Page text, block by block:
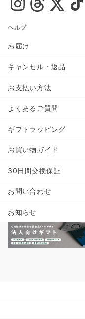
ヘルプ
お届け
キャンセル・返品
お支払い方法
よくあるご質問
ギフトラッピング
お買い物ガイド
30日間交換保証
お問い合わせ
お知らせ